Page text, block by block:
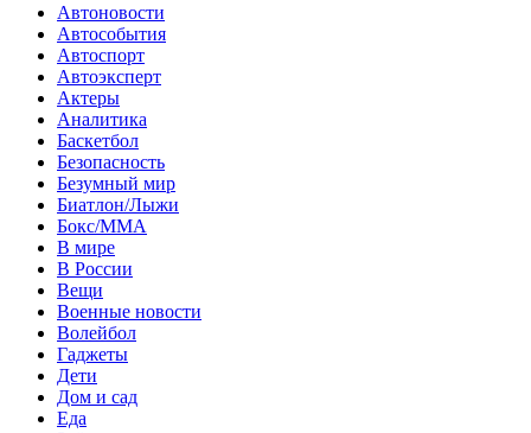
Автоновости
Автособытия
Автоспорт
Автоэксперт
Актеры
Аналитика
Баскетбол
Безопасность
Безумный мир
Биатлон/Лыжи
Бокс/MMA
В мире
В России
Вещи
Военные новости
Волейбол
Гаджеты
Дети
Дом и сад
Еда